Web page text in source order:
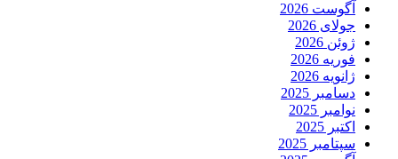
آگوست 2026
جولای 2026
ژوئن 2026
فوریه 2026
ژانویه 2026
دسامبر 2025
نوامبر 2025
اکتبر 2025
سپتامبر 2025